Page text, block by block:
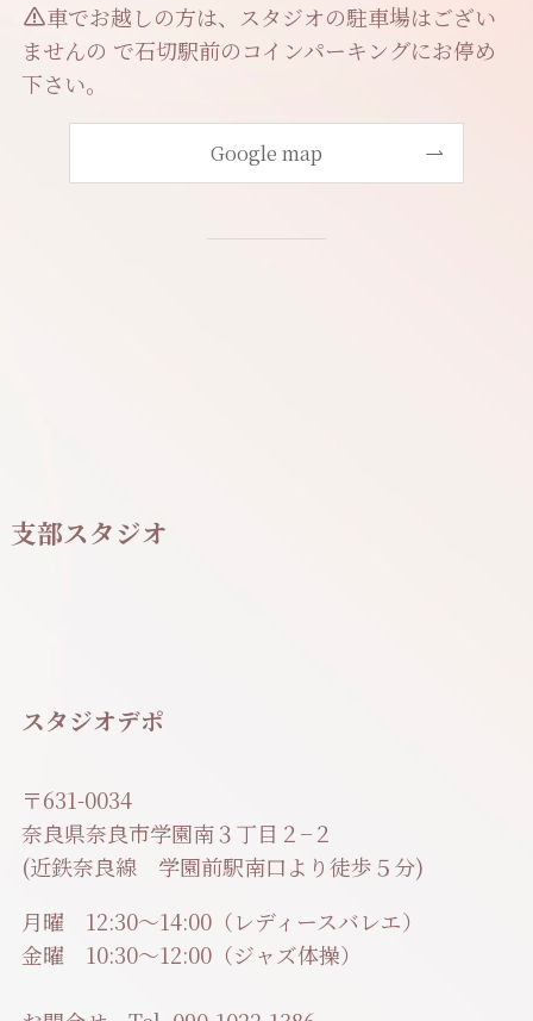
車でお越しの方は、スタジオの駐車場はござい
ませんの で石切駅前のコインパーキングにお停め
下さい。
Google map
支部スタジオ
スタジオデポ
〒631-0034
奈良県奈良市学園南３丁目２−２
(近鉄奈良線 学園前駅南口より徒歩５分)
月曜 12:30〜14:00（レディースバレエ）
金曜 10:30〜12:00（ジャズ体操）